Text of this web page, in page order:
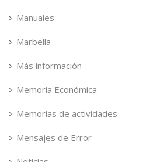
Manuales
Marbella
Más información
Memoria Económica
Memorias de actividades
Mensajes de Error